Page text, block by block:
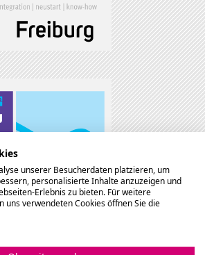
unserer Besucherdaten platzieren, um
personalisierte Inhalte anzuzeigen und
Erlebnis zu bieten. Für weitere
uns verwendeten Cookies öffnen Sie die